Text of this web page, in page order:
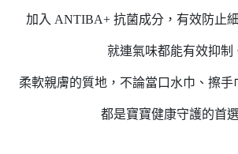
加入 ANTIBA+ 抗菌成分，有效防止
就連氣味都能有效抑制
柔軟親膚的質地，不論當口水巾、擦手
都是寶寶健康守護的首